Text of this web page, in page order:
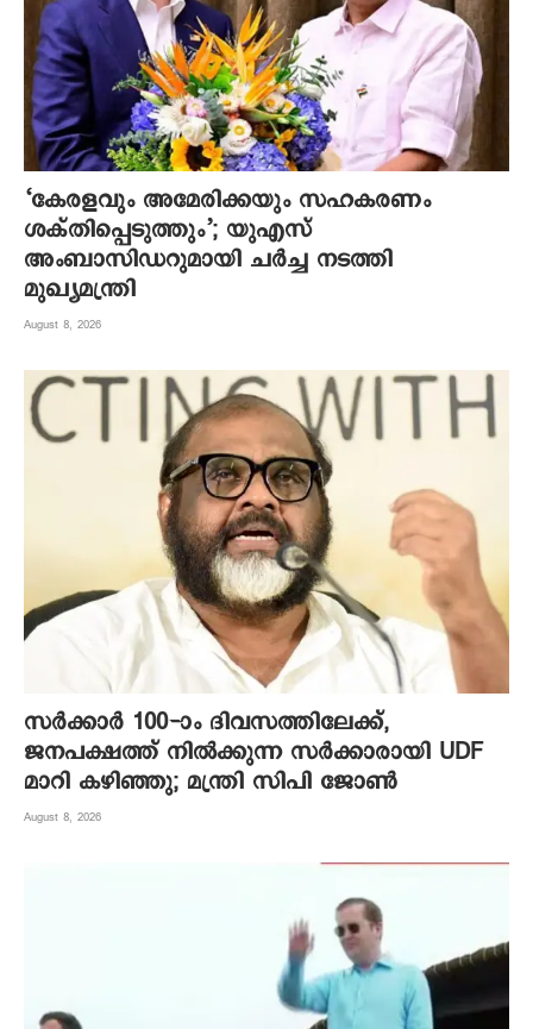
‘കേരളവും അമേരിക്കയും സഹകരണം
ശക്തിപ്പെടുത്തും’; യുഎസ്
അംബാസിഡറുമായി ചർച്ച നടത്തി
മുഖ്യമന്ത്രി
August 8, 2026
സർക്കാർ 100-ാം ദിവസത്തിലേക്ക്,
ജനപക്ഷത്ത് നിൽക്കുന്ന സർക്കാരായി UDF
മാറി കഴിഞ്ഞു; മന്ത്രി സിപി ജോൺ
August 8, 2026